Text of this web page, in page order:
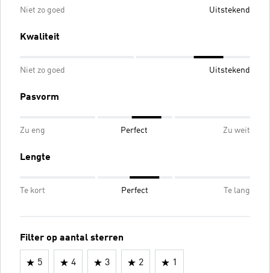
Niet zo goed Uitstekend
Kwaliteit
Niet zo goed Uitstekend
Pasvorm
Zu eng Perfect Zu weit
Lengte
Te kort Perfect Te lang
Filter op aantal sterren
5 4 3 2 1